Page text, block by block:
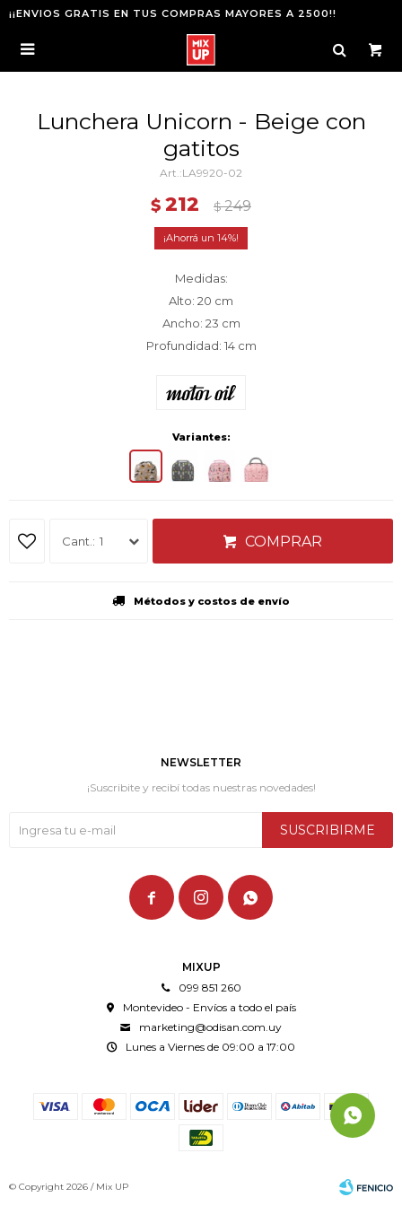
¡¡ENVIOS GRATIS EN TUS COMPRAS MAYORES A 2500!!

Lunchera Unicorn - Beige con
gatitos
LA9920-02
$ 212 $ 249
14
Medidas:
Alto: 20 cm
Ancho: 23 cm
Profundidad: 14 cm
Variantes:
1 COMPRAR
Métodos y costos de envío
MIXUP
099 851 260
Montevideo - Envíos a todo el país
marketing@odisan.com.uy
Lunes a Viernes de 09:00 a 17:00
NEWSLETTER
¡Suscribite y recibí todas nuestras novedades!
SUSCRIBIRME
  
© Copyright 2026 / Mix UP